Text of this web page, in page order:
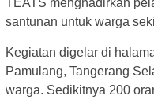
TEATS menghadirkan
santunan untuk warga
Kegiatan digelar di
Pamulang, Tangerang
warga. Sedikitnya 200